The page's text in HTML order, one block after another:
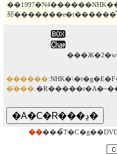
邳
������:
�̔���:
��